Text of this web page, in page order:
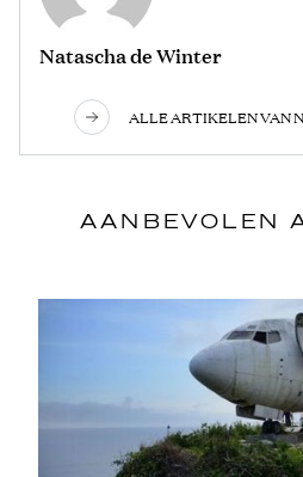
Natascha de Winter
ALLE ARTIKELEN VAN
AANBEVOLEN